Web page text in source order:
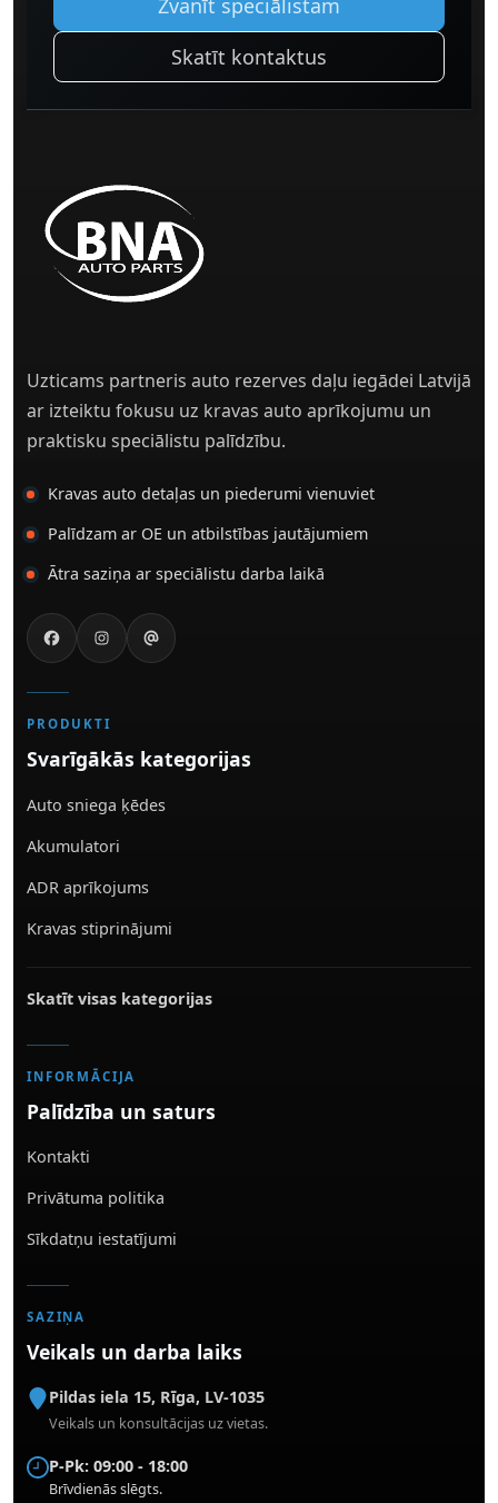
Zvanīt speciālistam
Skatīt kontaktus
Uzticams partneris auto rezerves daļu iegādei Latvijā
ar izteiktu fokusu uz kravas auto aprīkojumu un
praktisku speciālistu palīdzību.
Kravas auto detaļas un piederumi vienuviet
Palīdzam ar OE un atbilstības jautājumiem
Ātra saziņa ar speciālistu darba laikā
PRODUKTI
Svarīgākās kategorijas
Auto sniega ķēdes
Akumulatori
ADR aprīkojums
Kravas stiprinājumi
Skatīt visas kategorijas
INFORMĀCIJA
Palīdzība un saturs
Kontakti
Privātuma politika
Sīkdatņu iestatījumi
SAZIŅA
Veikals un darba laiks
Pildas iela 15, Rīga, LV-1035
Veikals un konsultācijas uz vietas.
P-Pk: 09:00 - 18:00
Brīvdienās slēgts.